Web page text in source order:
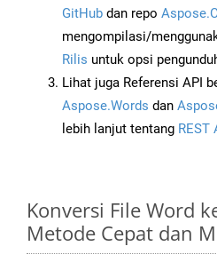
GitHub dan repo
mengompilasi/
Rilis untuk opsi
Lihat juga Referensi API
Aspose.Words dan
lebih lanjut tentang REST
Konversi File Word
Metode Cepat dan